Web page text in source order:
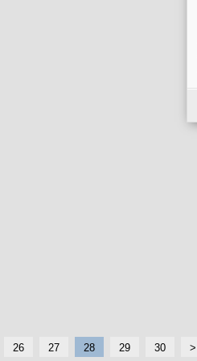
26 27 28 29 30 >